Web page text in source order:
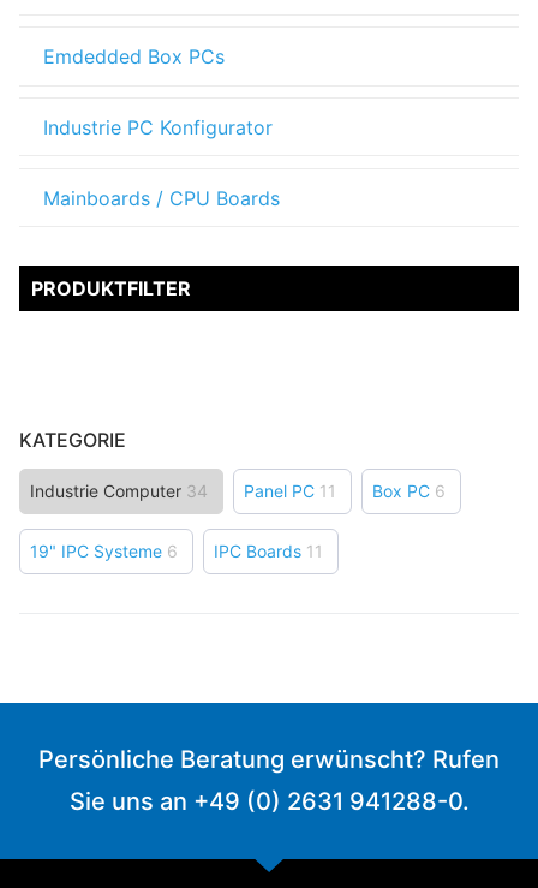
Emdedded Box PCs
Industrie PC Konfigurator
Mainboards / CPU Boards
PRODUKTFILTER
KATEGORIE
Industrie Computer 34 Panel PC 11 Box PC 6
19" IPC Systeme 6 IPC Boards 11
Persönliche Beratung erwünscht? Rufen
Sie uns an +49 (0) 2631 941288-0.